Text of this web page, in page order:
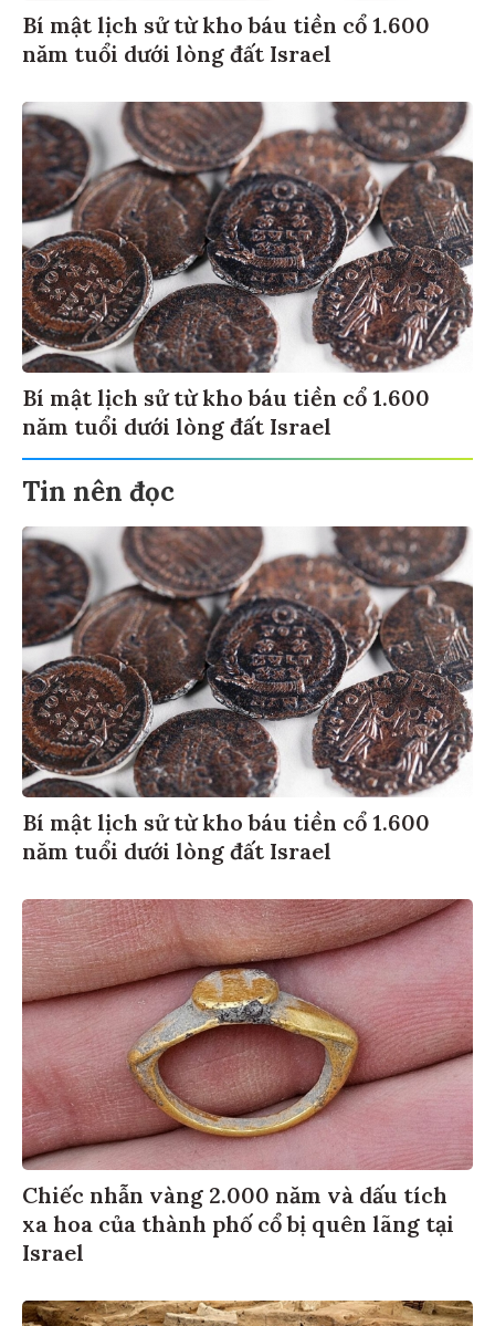
Bí mật lịch sử từ kho báu tiền cổ 1.600
năm tuổi dưới lòng đất Israel
Bí mật lịch sử từ kho báu tiền cổ 1.600
năm tuổi dưới lòng đất Israel
Tin nên đọc
Bí mật lịch sử từ kho báu tiền cổ 1.600
năm tuổi dưới lòng đất Israel
Chiếc nhẫn vàng 2.000 năm và dấu tích
xa hoa của thành phố cổ bị quên lãng tại
Israel